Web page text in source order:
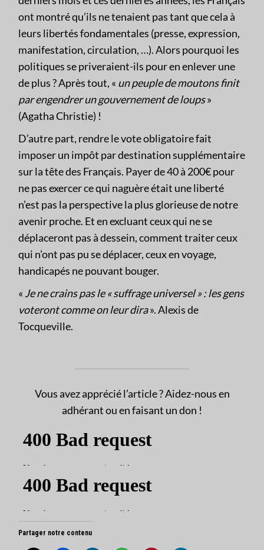
ont montré qu’ils ne tenaient pas tant que cela à
leurs libertés fondamentales (presse, expression,
manifestation, circulation, …). Alors pourquoi les
politiques se priveraient-ils pour en enlever une
de plus ? Après tout, « un peuple de moutons finit
par engendrer un gouvernement de loups»
(Agatha Christie) !
D’autre part, rendre le vote obligatoire fait
imposer un impôt par destination supplémentaire
sur la tête des Français. Payer de 40 à 200€ pour
ne pas exercer ce qui naguère était une liberté
n’est pas la perspective la plus glorieuse de notre
avenir proche. Et en excluant ceux qui ne se
déplaceront pas à dessein, comment traiter ceux
qui n’ont pas pu se déplacer, ceux en voyage,
handicapés ne pouvant bouger.
« Je ne crains pas le « suffrage universel » : les gens
voteront comme on leur dira». Alexis de
Tocqueville.
Vous avez apprécié l’article ? Aidez-nous en
adhérant ou en faisant un don !
Partager notre contenu